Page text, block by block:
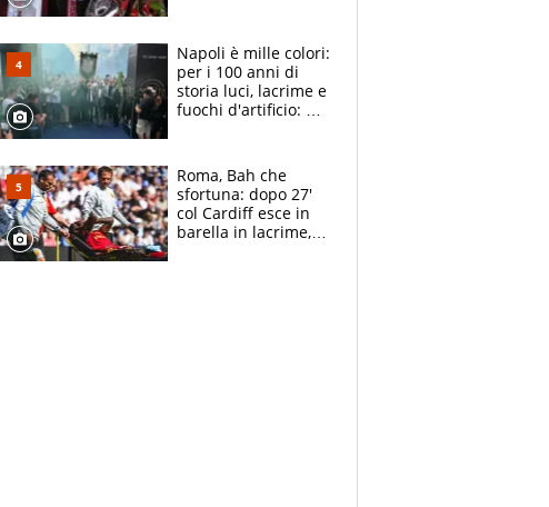
bigliettini
Napoli è mille colori:
per i 100 anni di
storia luci, lacrime e
fuochi d'artificio: De
Roma, Bah che
sfortuna: dopo 27'
col Cardiff esce in
barella in lacrime,